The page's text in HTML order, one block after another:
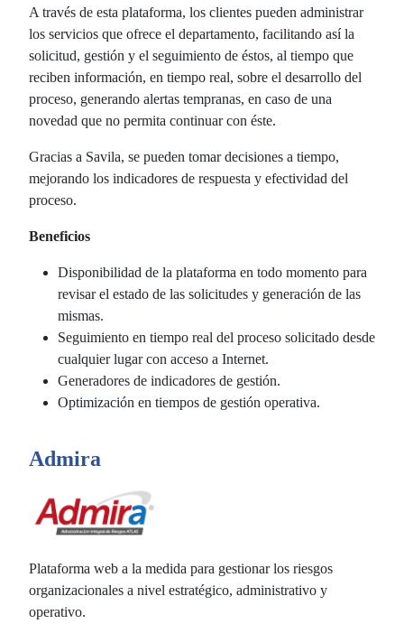
A través de esta plataforma, los clientes pueden administrar
los servicios que ofrece el departamento, facilitando así la
solicitud, gestión y el seguimiento de éstos, al tiempo que
reciben información, en tiempo real, sobre el desarrollo del
proceso, generando alertas tempranas, en caso de una
novedad que no permita continuar con éste.
Gracias a Savila, se pueden tomar decisiones a tiempo,
mejorando los indicadores de respuesta y efectividad del
proceso.
Beneficios
Disponibilidad de la plataforma en todo momento para
revisar el estado de las solicitudes y generación de las
mismas.
Seguimiento en tiempo real del proceso solicitado desde
cualquier lugar con acceso a Internet.
Generadores de indicadores de gestión.
Optimización en tiempos de gestión operativa.
Admira
Plataforma web a la medida para gestionar los riesgos
organizacionales a nivel estratégico, administrativo y
operativo.